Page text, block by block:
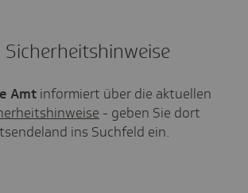
Sicherheitshinweise
Amt informiert über die aktuellen
- geben Sie dort
ins Suchfeld ein.